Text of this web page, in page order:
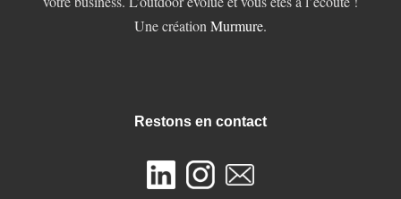
Une création Murmure.
Restons en contact